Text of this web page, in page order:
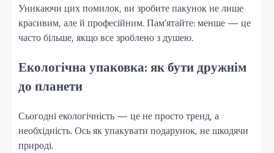
Уникаючи цих помилок, ви зробите пакунок не лише
красивим, але й професійним. Пам’ятайте: менше — це
часто більше, якщо все зроблено з душею.
Екологічна упаковка: як бути дружнім
до планети
Сьогодні екологічність — це не просто тренд, а
необхідність. Ось як упакувати подарунок, не шкодячи
природі.